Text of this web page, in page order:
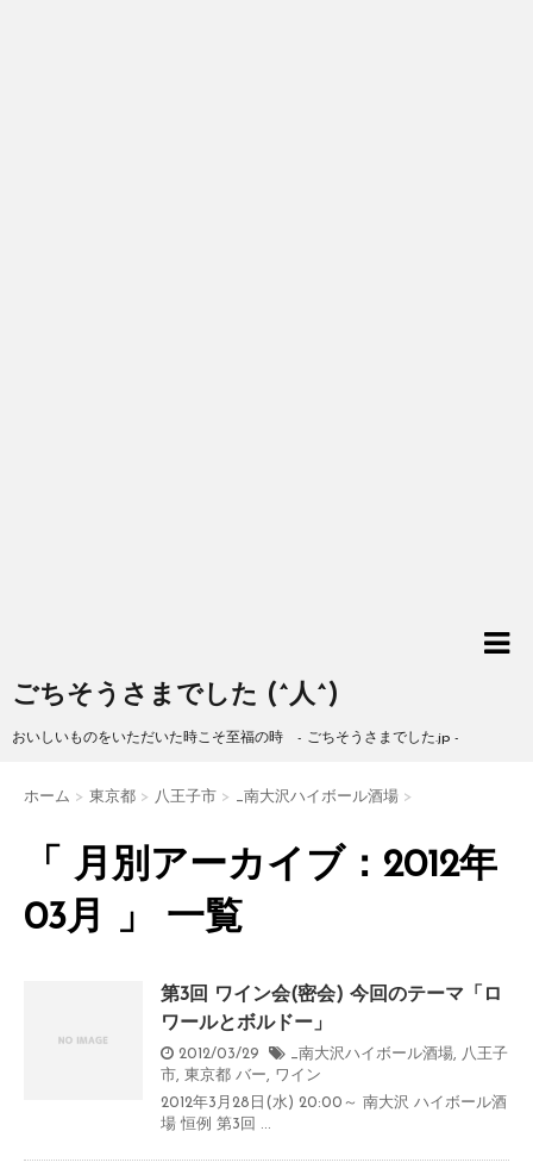
ごちそうさまでした (^人^)
おいしいものをいただいた時こそ至福の時 - ごちそうさまでした.jp -
ホーム > 東京都 > 八王子市 > _南大沢ハイボール酒場 >
「 月別アーカイブ：2012年
03月 」 一覧
第3回 ワイン会(密会) 今回のテーマ「ロ
ワールとボルドー」
2012/03/29 _南大沢ハイボール酒場, 八王子
市, 東京都 バー, ワイン
2012年3月28日(水) 20:00～ 南大沢 ハイボール酒
場 恒例 第3回 ...